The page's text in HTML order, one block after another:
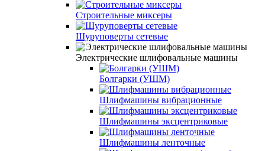
Строительные миксеры
Шуруповерты сетевые
Электрические шлифовальные машины
Болгарки (УШМ)
Шлифмашины вибрационные
Шлифмашины эксцентриковые
Шлифмашины ленточные